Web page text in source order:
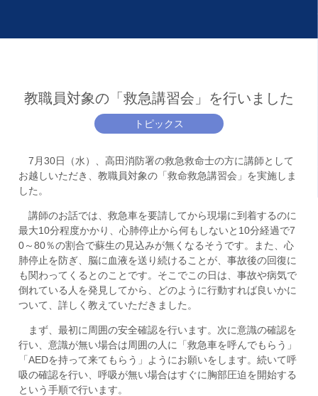
教職員対象の「救急講習会」を行いました
トピックス
7月30日（水）、高田消防署の救急救命士の方に講師として
お越しいただき、教職員対象の「救命救急講習会」を実施しま
した。
講師のお話では、救急車を要請してから現場に到着するのに
最大10分程度かかり、心肺停止から何もしないと10分経過で7
0～80％の割合で蘇生の見込みが無くなるそうです。また、心
肺停止を防ぎ、脳に血液を送り続けることが、事故後の回復に
も関わってくるとのことです。そこでこの日は、事故や病気で
倒れている人を発見してから、どのように行動すれば良いかに
ついて、詳しく教えていただきました。
まず、最初に周囲の安全確認を行います。次に意識の確認を
行い、意識が無い場合は周囲の人に「救急車を呼んでもらう」
「AEDを持って来てもらう」ようにお願いをします。続いて呼
吸の確認を行い、呼吸が無い場合はすぐに胸部圧迫を開始する
という手順で行います。